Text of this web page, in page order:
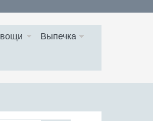
Выпечка